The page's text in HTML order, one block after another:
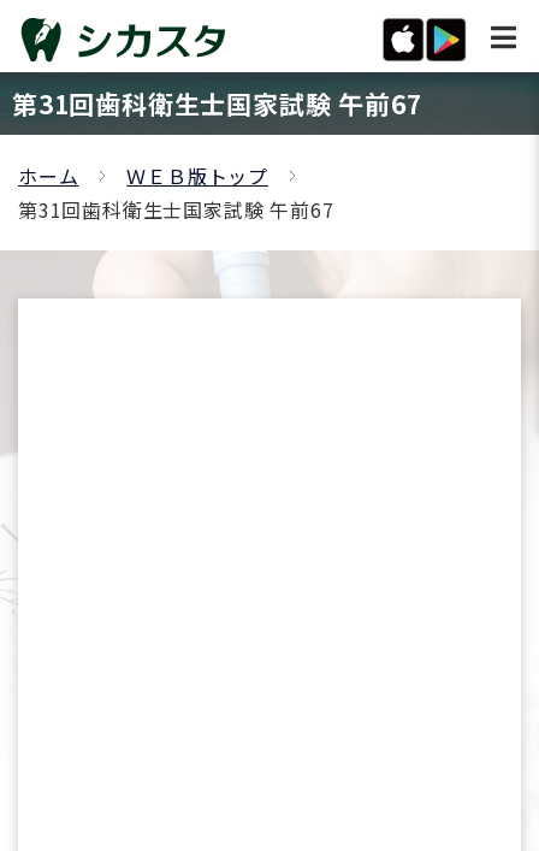
第31回歯科衛生士国家試験 午前67
ホーム
ＷＥＢ版トップ
第31回歯科衛生士国家試験 午前67